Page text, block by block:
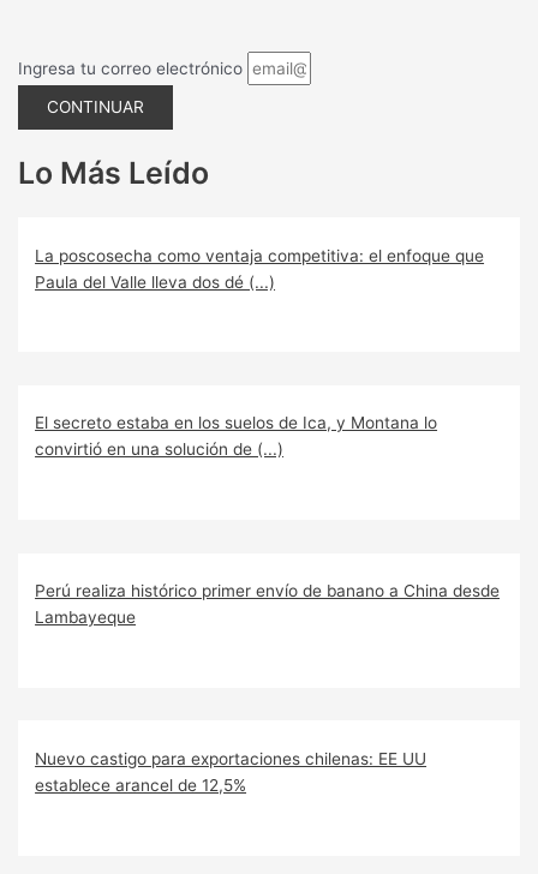
Ingresa tu correo electrónico
CONTINUAR
Lo Más Leído
La poscosecha como ventaja competitiva: el enfoque que
Paula del Valle lleva dos dé (...)
El secreto estaba en los suelos de Ica, y Montana lo
convirtió en una solución de (...)
Perú realiza histórico primer envío de banano a China desde
Lambayeque
Nuevo castigo para exportaciones chilenas: EE UU
establece arancel de 12,5%